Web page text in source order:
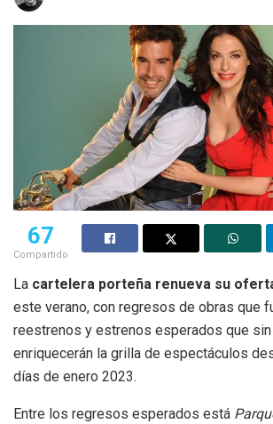
67
Compartido
La cartelera porteña renueva su
este verano, con regresos de obras que
reestrenos y estrenos esperados que sin
enriquecerán la grilla de espectáculos
días de enero 2023.
Entre los regresos esperados está